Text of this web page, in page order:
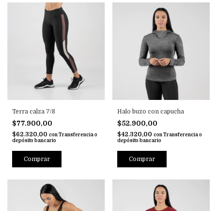
Terra calza 7/8
$77.900,00
$62.320,00 conTransferencia o
depósito bancario
Comprar
Halo buzo con capucha
$52.900,00
$42.320,00 con Transferencia o
depósito bancario
Comprar